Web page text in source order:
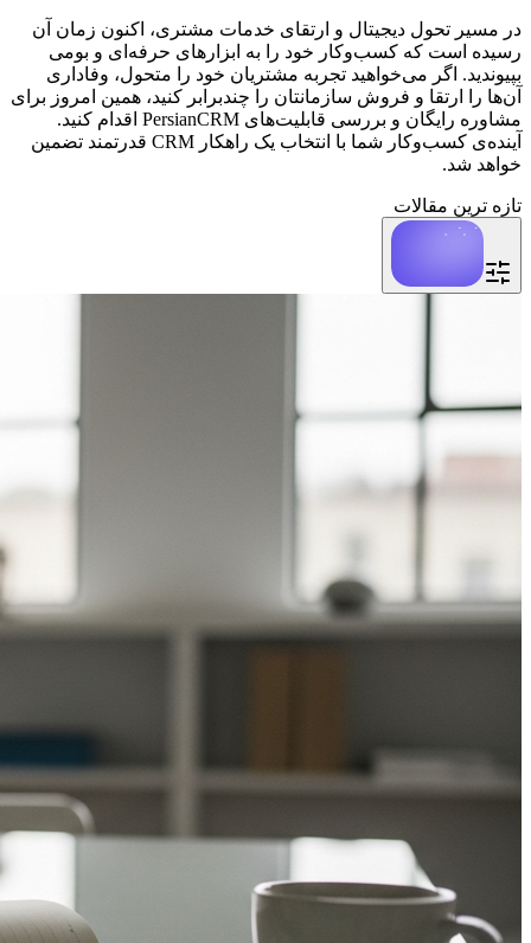
در مسیر تحول دیجیتال و ارتقای خدمات مشتری، اکنون زمان آن
رسیده است که کسب‌وکار خود را به ابزارهای حرفه‌ای و بومی
بپیوندید. اگر می‌خواهید تجربه مشتریان خود را متحول، وفاداری
آن‌ها را ارتقا و فروش سازمانتان را چندبرابر کنید، همین امروز برای
مشاوره رایگان و بررسی قابلیت‌های PersianCRM اقدام کنید.
آینده‌ی کسب‌وکار شما با انتخاب یک راهکار CRM قدرتمند تضمین
خواهد شد.
تازه ترین مقالات